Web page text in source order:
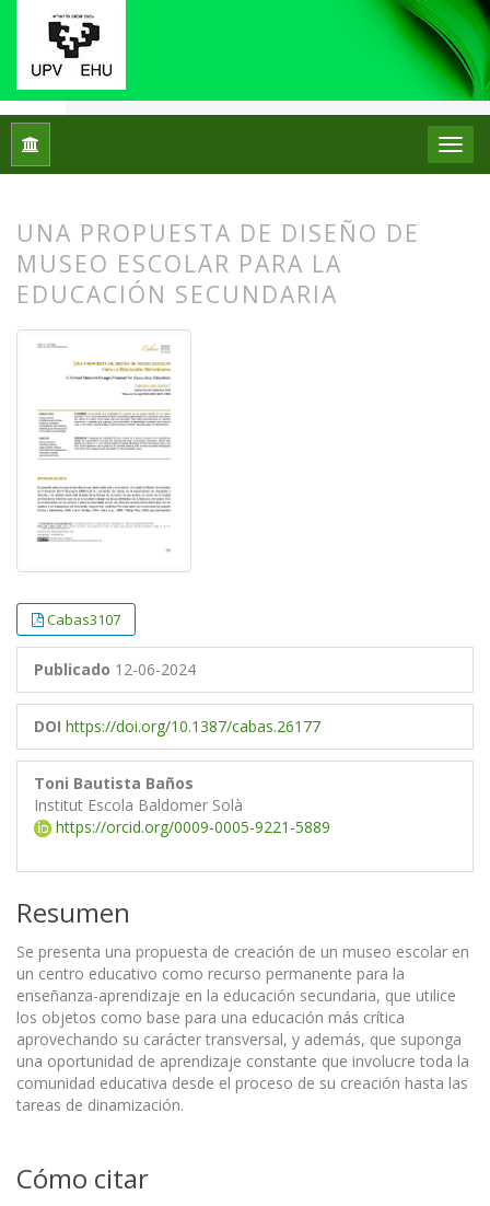
Inicio Núm. 31 (2024): Monográfico: Didáctica
UNA PROPUESTA DE DISEÑO DE
MUSEO ESCOLAR PARA LA
EDUCACIÓN SECUNDARIA
Cabas3107
Publicado 12-06-2024
DOI https://doi.org/10.1387/cabas.26177
Toni Bautista Baños
Institut Escola Baldomer Solà
https://orcid.org/0009-0005-9221-5889
Resumen
Se presenta una propuesta de creación de un museo escolar en
un centro educativo como recurso permanente para la
enseñanza-aprendizaje en la educación secundaria, que utilice
los objetos como base para una educación más crítica
aprovechando su carácter transversal, y además, que suponga
una oportunidad de aprendizaje constante que involucre toda la
comunidad educativa desde el proceso de su creación hasta las
tareas de dinamización.
Cómo citar